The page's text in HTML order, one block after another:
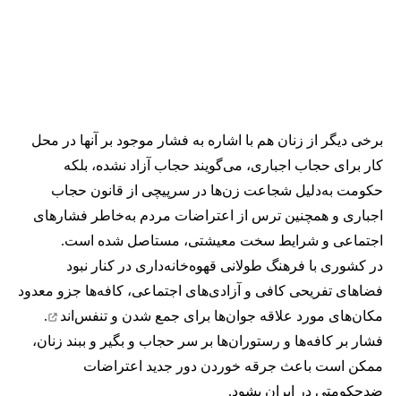
برخی دیگر از زنان هم با اشاره به فشار موجود بر آنها در محل
کار برای حجاب اجباری، می‌گویند حجاب آزاد نشده، بلکه
حکومت به‌دلیل شجاعت زن‌ها در سرپیچی از قانون حجاب
اجباری و همچنین ترس از اعتراضات مردم به‌خاطر فشارهای
اجتماعی و شرایط سخت معیشتی، مستاصل شده است.
در کشوری با فرهنگ طولانی قهوه‌‌خانه‌داری در کنار نبود
فضاهای تفریحی کافی و آزادی‌های اجتماعی، کافه‌ها جزو معدود
مکان‌های مورد علاقه جوان‌ها برای جمع شدن و تنفس‌اند
.
فشار بر کافه‌ها و رستوران‌ها بر سر حجاب و بگیر و ببند زنان،
ممکن است باعث جرقه خوردن دور جدید اعتراضات
ضدحکومتی در ایران بشود.